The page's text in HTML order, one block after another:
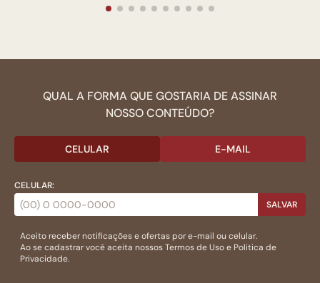
QUAL A FORMA QUE GOSTARIA DE ASSINAR
NOSSO CONTEÚDO?
CELULAR E-MAIL
CELULAR:
SALVAR
Aceito receber notificações e ofertas por e-mail ou celular.
Ao se cadastrar você aceita nossosTermos de Usoe Politica de
Privacidade.